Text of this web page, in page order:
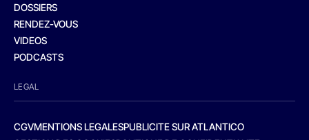
DOSSIERS
RENDEZ-VOUS
VIDEOS
PODCASTS
LEGAL
CGVMENTIONS LEGALESPUBLICITE SUR ATLANTICO